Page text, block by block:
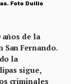
Foto Duilio
años de la
San Fernando.
la
sigue,
criminales